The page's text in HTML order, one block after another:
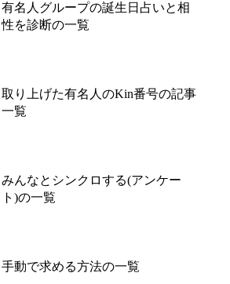
有名人グループの誕生日占いと相
性を診断の一覧
取り上げた有名人のKin番号の記事
一覧
みんなとシンクロする(アンケー
ト)の一覧
手動で求める方法の一覧